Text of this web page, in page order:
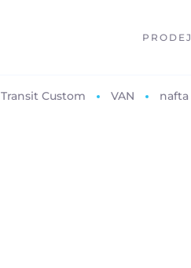
PRODEJ
Transit Custom VAN nafta